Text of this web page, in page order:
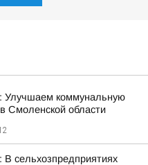
Улучшаем коммунальную
Смоленской области
В сельхозпредприятиях